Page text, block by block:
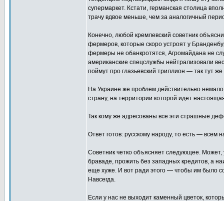
супермаркет. Кстати, германская столица
трачу вдвое меньше, чем за аналогичный
Конечно, любой кремлевский советник
фермеров, которые скоро устроят у
фермеры не обанкротятся, Агромайдана не
американские спецслужбы нейтрализовали
поймут про глазьевский триллион — так тут
На Украине же проблем действительно
страну, на территории которой идет
Так кому же адресованы все эти страшные
Ответ готов: русскому народу, то есть — всем
Советник четко объясняет следующее. Может,
браваде, прожить без западных кредитов, а
еще хуже. И вот ради этого — чтобы им было
Навсегда.
Если у нас не выходит каменный цветок,